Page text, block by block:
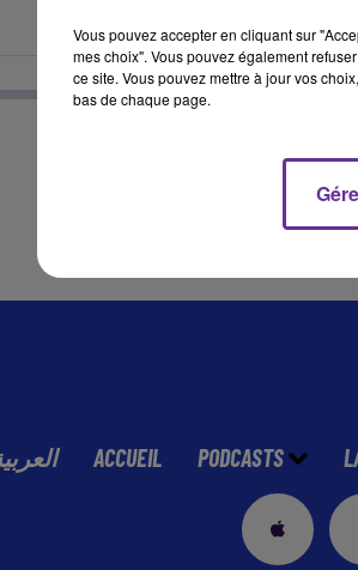
ACCUEIL PODCASTS
Vous pouvez accepter en cliquant sur
mes choix". Vous pouvez également
ce site. Vous pouvez mettre à jour vos
bas de chaque page.